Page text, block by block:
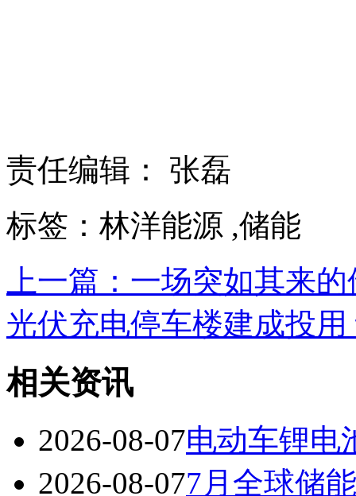
责任编辑： 张磊
标签：林洋能源 ,储能
上一篇：一场突如其来
光伏充电停车楼建成投用
相关资讯
2026-08-07电动车锂电
2026-08-077月全球储